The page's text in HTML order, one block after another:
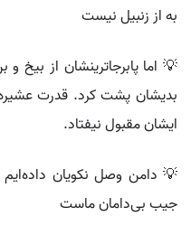
به از زنبیل نیست
💡 اما پابرجاترینشان از بیخ
بدیشان پشت کرد. قدرت
ایشان مقبول نیفتاد.
💡 دامن وصل نکویان
جیب بی‌دامان ماست